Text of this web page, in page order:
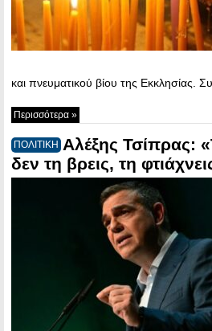
και πνευματικού βίου της Εκκλησίας.
Περισσότερα »
ΠΟΛΙΤΙΚΗ Αλέξης Τσίπρας:
δεν τη βρεις, τη